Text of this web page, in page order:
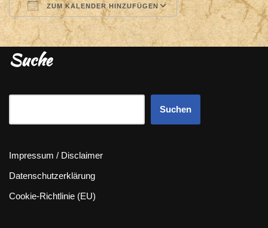
ZUM KALENDER HINZUFÜGEN
ICS herunterladen Google Kalender
Suche
Suchen
Impressum / Disclaimer
Datenschutzerklärung
Cookie-Richtlinie (EU)